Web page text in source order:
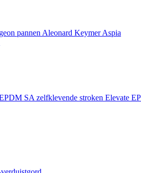
pannen Aleonard KeymerAspia
SA zelfklevende stroken Elevate